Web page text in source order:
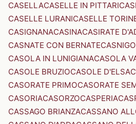
CASELLACASELLE IN PITTARI
CASELLE LURANICASELLE
CASIGNANACASINACASIRATE
CASNATE CON BERNATECASNIGO
CASOLA IN LUNIGIANACASOLA
CASOLE BRUZIOCASOLE D'ELSA
CASORATE PRIMOCASORATE
CASORIACASORZOCASPERIA
CASSAGO BRIANZACASSANO